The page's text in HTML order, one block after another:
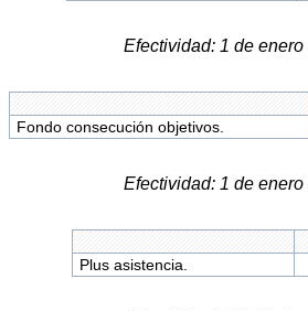
Efectividad: 1 de enero
Fondo consecución objetivos.
Efectividad: 1 de enero
Plus asistencia.